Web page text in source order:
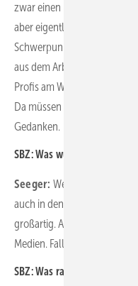
zwar einen Innungs-
aber eigentlich nicht nutzen.
Schwerpunkte, das war
aus dem Arbeitskreis
Profis am Werk sind, und
Da müssen auch jüngere
Gedanken.
SBZ: Was wünschen Sie
Seeger: Wenn es etwas
auch in den sozialen Medien
großartig. Also im Grunde
Medien. Falls das ginge, das
SBZ: Was raten Sie Ihren